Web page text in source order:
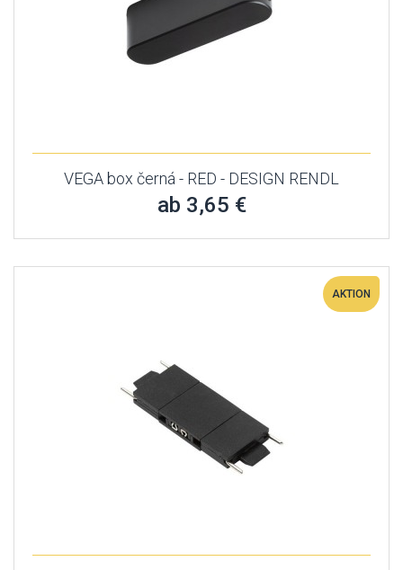
VEGA box černá - RED - DESIGN RENDL
ab 3,65 €
AKTION